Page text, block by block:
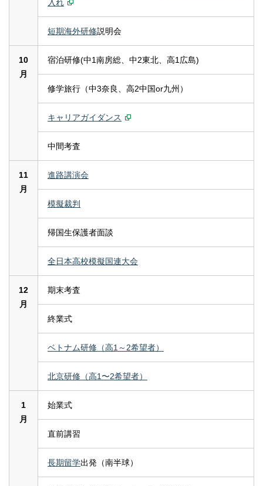
入れ
短期海外研修説明会
10
月
宿泊研修(中1南房総、中2東北、高1広島)
修学旅行（中3奈良、高2中国or九州）
キャリアガイダンス
中間考査
11
月
進路講演会
模擬裁判
帰国生保護者面談
全日本高校模擬国連大会
12
月
期末考査
終業式
ベトナム研修（高1～2希望者）
北京研修（高1〜2希望者）
1
月
始業式
直前講習
長期留学出発（南半球）